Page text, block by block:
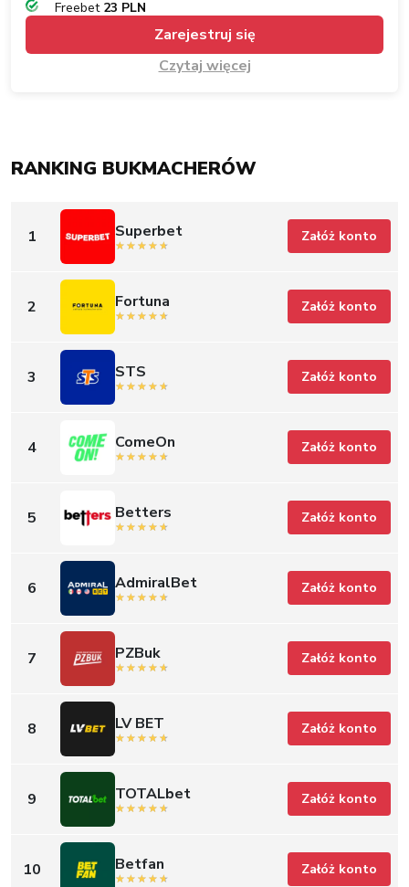
Freebet 23 PLN
Zarejestruj się
Czytaj więcej
RANKING BUKMACHERÓW
1 Superbet Załóż konto
2 Fortuna Załóż konto
3 STS Załóż konto
4 ComeOn Załóż konto
5 Betters Załóż konto
6 AdmiralBet Załóż konto
7 PZBuk Załóż konto
8 LV BET Załóż konto
9 TOTALbet Załóż konto
10 Betfan Załóż konto